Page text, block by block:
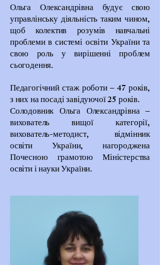
Ольга Олександрівна будує свою
управлінську діяльність таким чином,
щоб колектив розумів навчальні
проблеми в системі освіти України та
свою роль у вирішенні проблем
сьогодення.
Педагогічний стаж роботи – 47 років,
з них на посаді завідуючої 25 років.
Солодовник Ольга Олександрівна –
вихователь вищої категорії,
вихователь-методист, відмінник
освіти України, нагороджена
Почесною грамотою Міністерства
освіти і науки України.